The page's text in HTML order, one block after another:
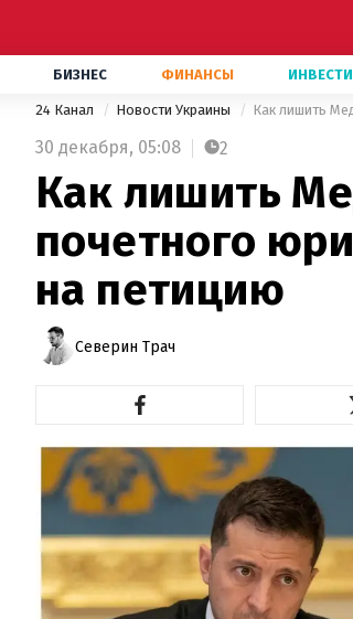
БИЗНЕС ФИНАНСЫ
24 Канал Новости Украины Как лишить
30 декабря, 05:08 2
Как лишить
почетного
на петицию
Северин Трач